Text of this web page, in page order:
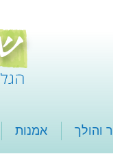
והולך אמנות